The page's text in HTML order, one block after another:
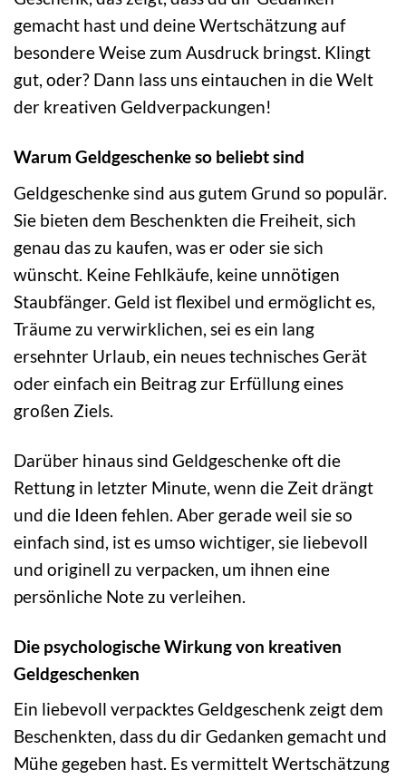
gemacht hast und deine Wertschätzung auf
besondere Weise zum Ausdruck bringst. Klingt
gut, oder? Dann lass uns eintauchen in die Welt
der kreativen Geldverpackungen!
Warum Geldgeschenke so beliebt sind
Geldgeschenke sind aus gutem Grund so populär.
Sie bieten dem Beschenkten die Freiheit, sich
genau das zu kaufen, was er oder sie sich
wünscht. Keine Fehlkäufe, keine unnötigen
Staubfänger. Geld ist flexibel und ermöglicht es,
Träume zu verwirklichen, sei es ein lang
ersehnter Urlaub, ein neues technisches Gerät
oder einfach ein Beitrag zur Erfüllung eines
großen Ziels.
Darüber hinaus sind Geldgeschenke oft die
Rettung in letzter Minute, wenn die Zeit drängt
und die Ideen fehlen. Aber gerade weil sie so
einfach sind, ist es umso wichtiger, sie liebevoll
und originell zu verpacken, um ihnen eine
persönliche Note zu verleihen.
Die psychologische Wirkung von kreativen
Geldgeschenken
Ein liebevoll verpacktes Geldgeschenk zeigt dem
Beschenkten, dass du dir Gedanken gemacht und
Mühe gegeben hast. Es vermittelt Wertschätzung